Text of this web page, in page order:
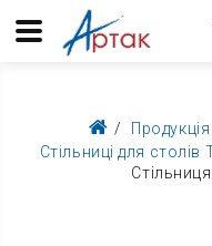
Продукція
Стільниці для